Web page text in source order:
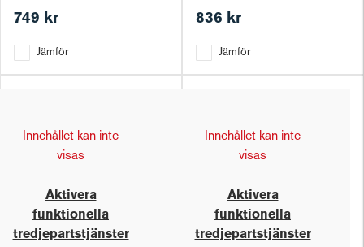
749 kr
Jämför
836 kr
Jämför
Innehållet kan inte
visas
Aktivera
funktionella
tredjepartstjänster
Innehållet kan inte
visas
Aktivera
funktionella
tredjepartstjänster